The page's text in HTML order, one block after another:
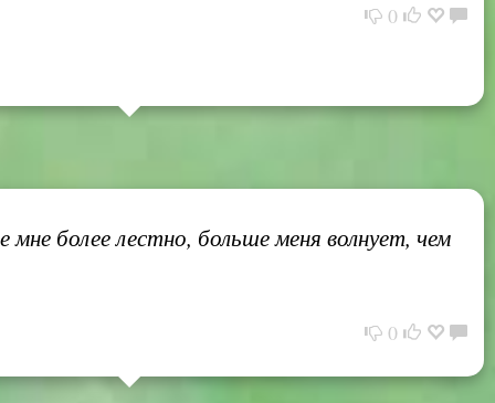
0
более лестно, больше меня волнует, чем
0